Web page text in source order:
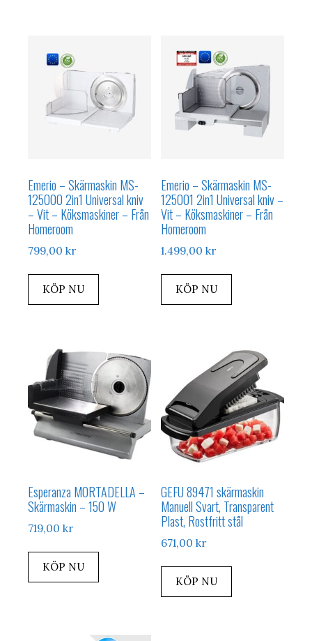
Emerio – Skärmaskin MS-
125000 2in1 Universal kniv
– Vit – Köksmaskiner – Från
Homeroom
799,00 kr
KÖP NU
Emerio – Skärmaskin MS-
125001 2in1 Universal kniv –
Vit – Köksmaskiner – Från
Homeroom
1.499,00kr
KÖP NU
Esperanza MORTADELLA –
Skärmaskin – 150 W
719,00 kr
KÖP NU
GEFU 89471 skärmaskin
Manuell Svart, Transparent
Plast, Rostfritt stål
671,00kr
KÖP NU